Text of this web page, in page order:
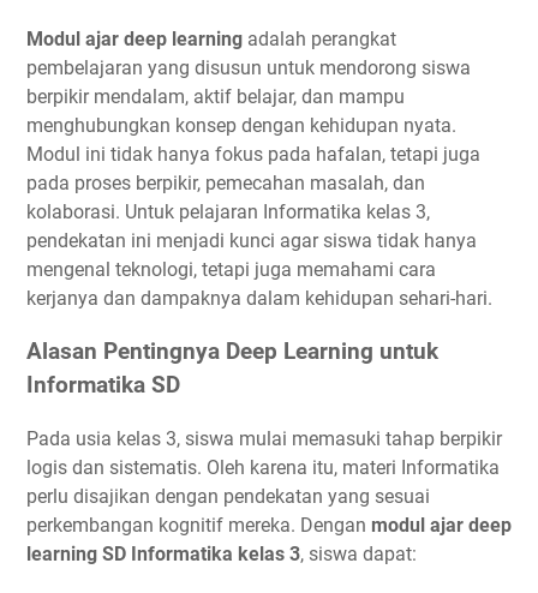
Modul ajar deep learning adalah perangkat
pembelajaran yang disusun untuk mendorong siswa
berpikir mendalam, aktif belajar, dan mampu
menghubungkan konsep dengan kehidupan nyata.
Modul ini tidak hanya fokus pada hafalan, tetapi juga
pada proses berpikir, pemecahan masalah, dan
kolaborasi. Untuk pelajaran Informatika kelas 3,
pendekatan ini menjadi kunci agar siswa tidak hanya
mengenal teknologi, tetapi juga memahami cara
kerjanya dan dampaknya dalam kehidupan sehari-hari.
Alasan Pentingnya Deep Learning untuk
Informatika SD
Pada usia kelas 3, siswa mulai memasuki tahap berpikir
logis dan sistematis. Oleh karena itu, materi Informatika
perlu disajikan dengan pendekatan yang sesuai
perkembangan kognitif mereka. Dengan modul ajar deep
learning SD Informatika kelas 3, siswa dapat: